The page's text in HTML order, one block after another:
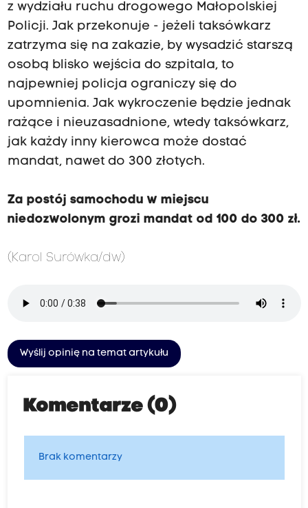
z wydziału ruchu drogowego Małopolskiej
Policji. Jak przekonuje - jeżeli taksówkarz
zatrzyma się na zakazie, by wysadzić starszą
osobą blisko wejścia do szpitala, to
najpewniej policja ograniczy się do
upomnienia. Jak wykroczenie będzie jednak
rażące i nieuzasadnione, wtedy taksówkarz,
jak każdy inny kierowca może dostać
mandat, nawet do 300 złotych.
Za postój samochodu w miejscu
niedozwolonym grozi mandat od 100 do 300 zł.
(Karol Surówka/dw)
Wyślij opinię na temat artykułu
Komentarze (0)
Brak komentarzy